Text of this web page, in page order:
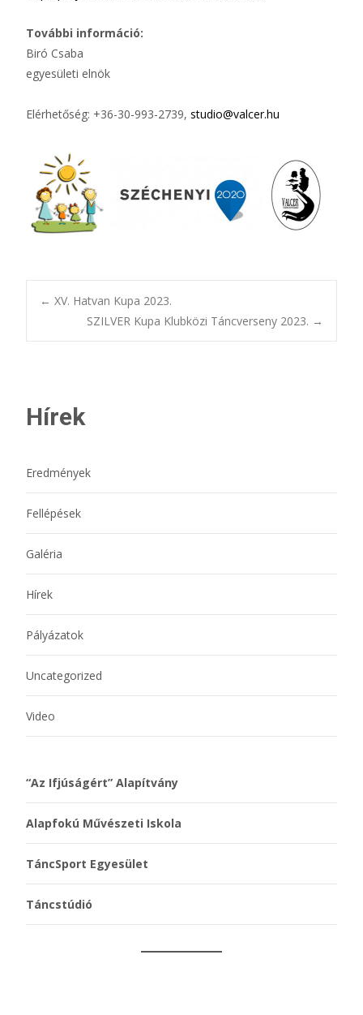
További információ:
Biró Csaba
egyesületi elnök
Elérhetőség: +36-30-993-2739, studio@valcer.hu
← XV. Hatvan Kupa 2023.
SZILVER Kupa Klubközi Táncverseny 2023. →
Hírek
Eredmények
Fellépések
Galéria
Hírek
Pályázatok
Uncategorized
Video
“Az Ifjúságért” Alapítvány
Alapfokú Művészeti Iskola
TáncSport Egyesület
Táncstúdió